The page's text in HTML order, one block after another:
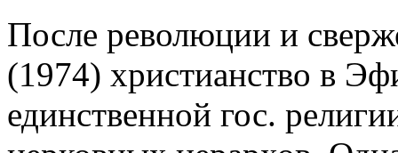
После революции и
(1974) христианство в
единственной гос.